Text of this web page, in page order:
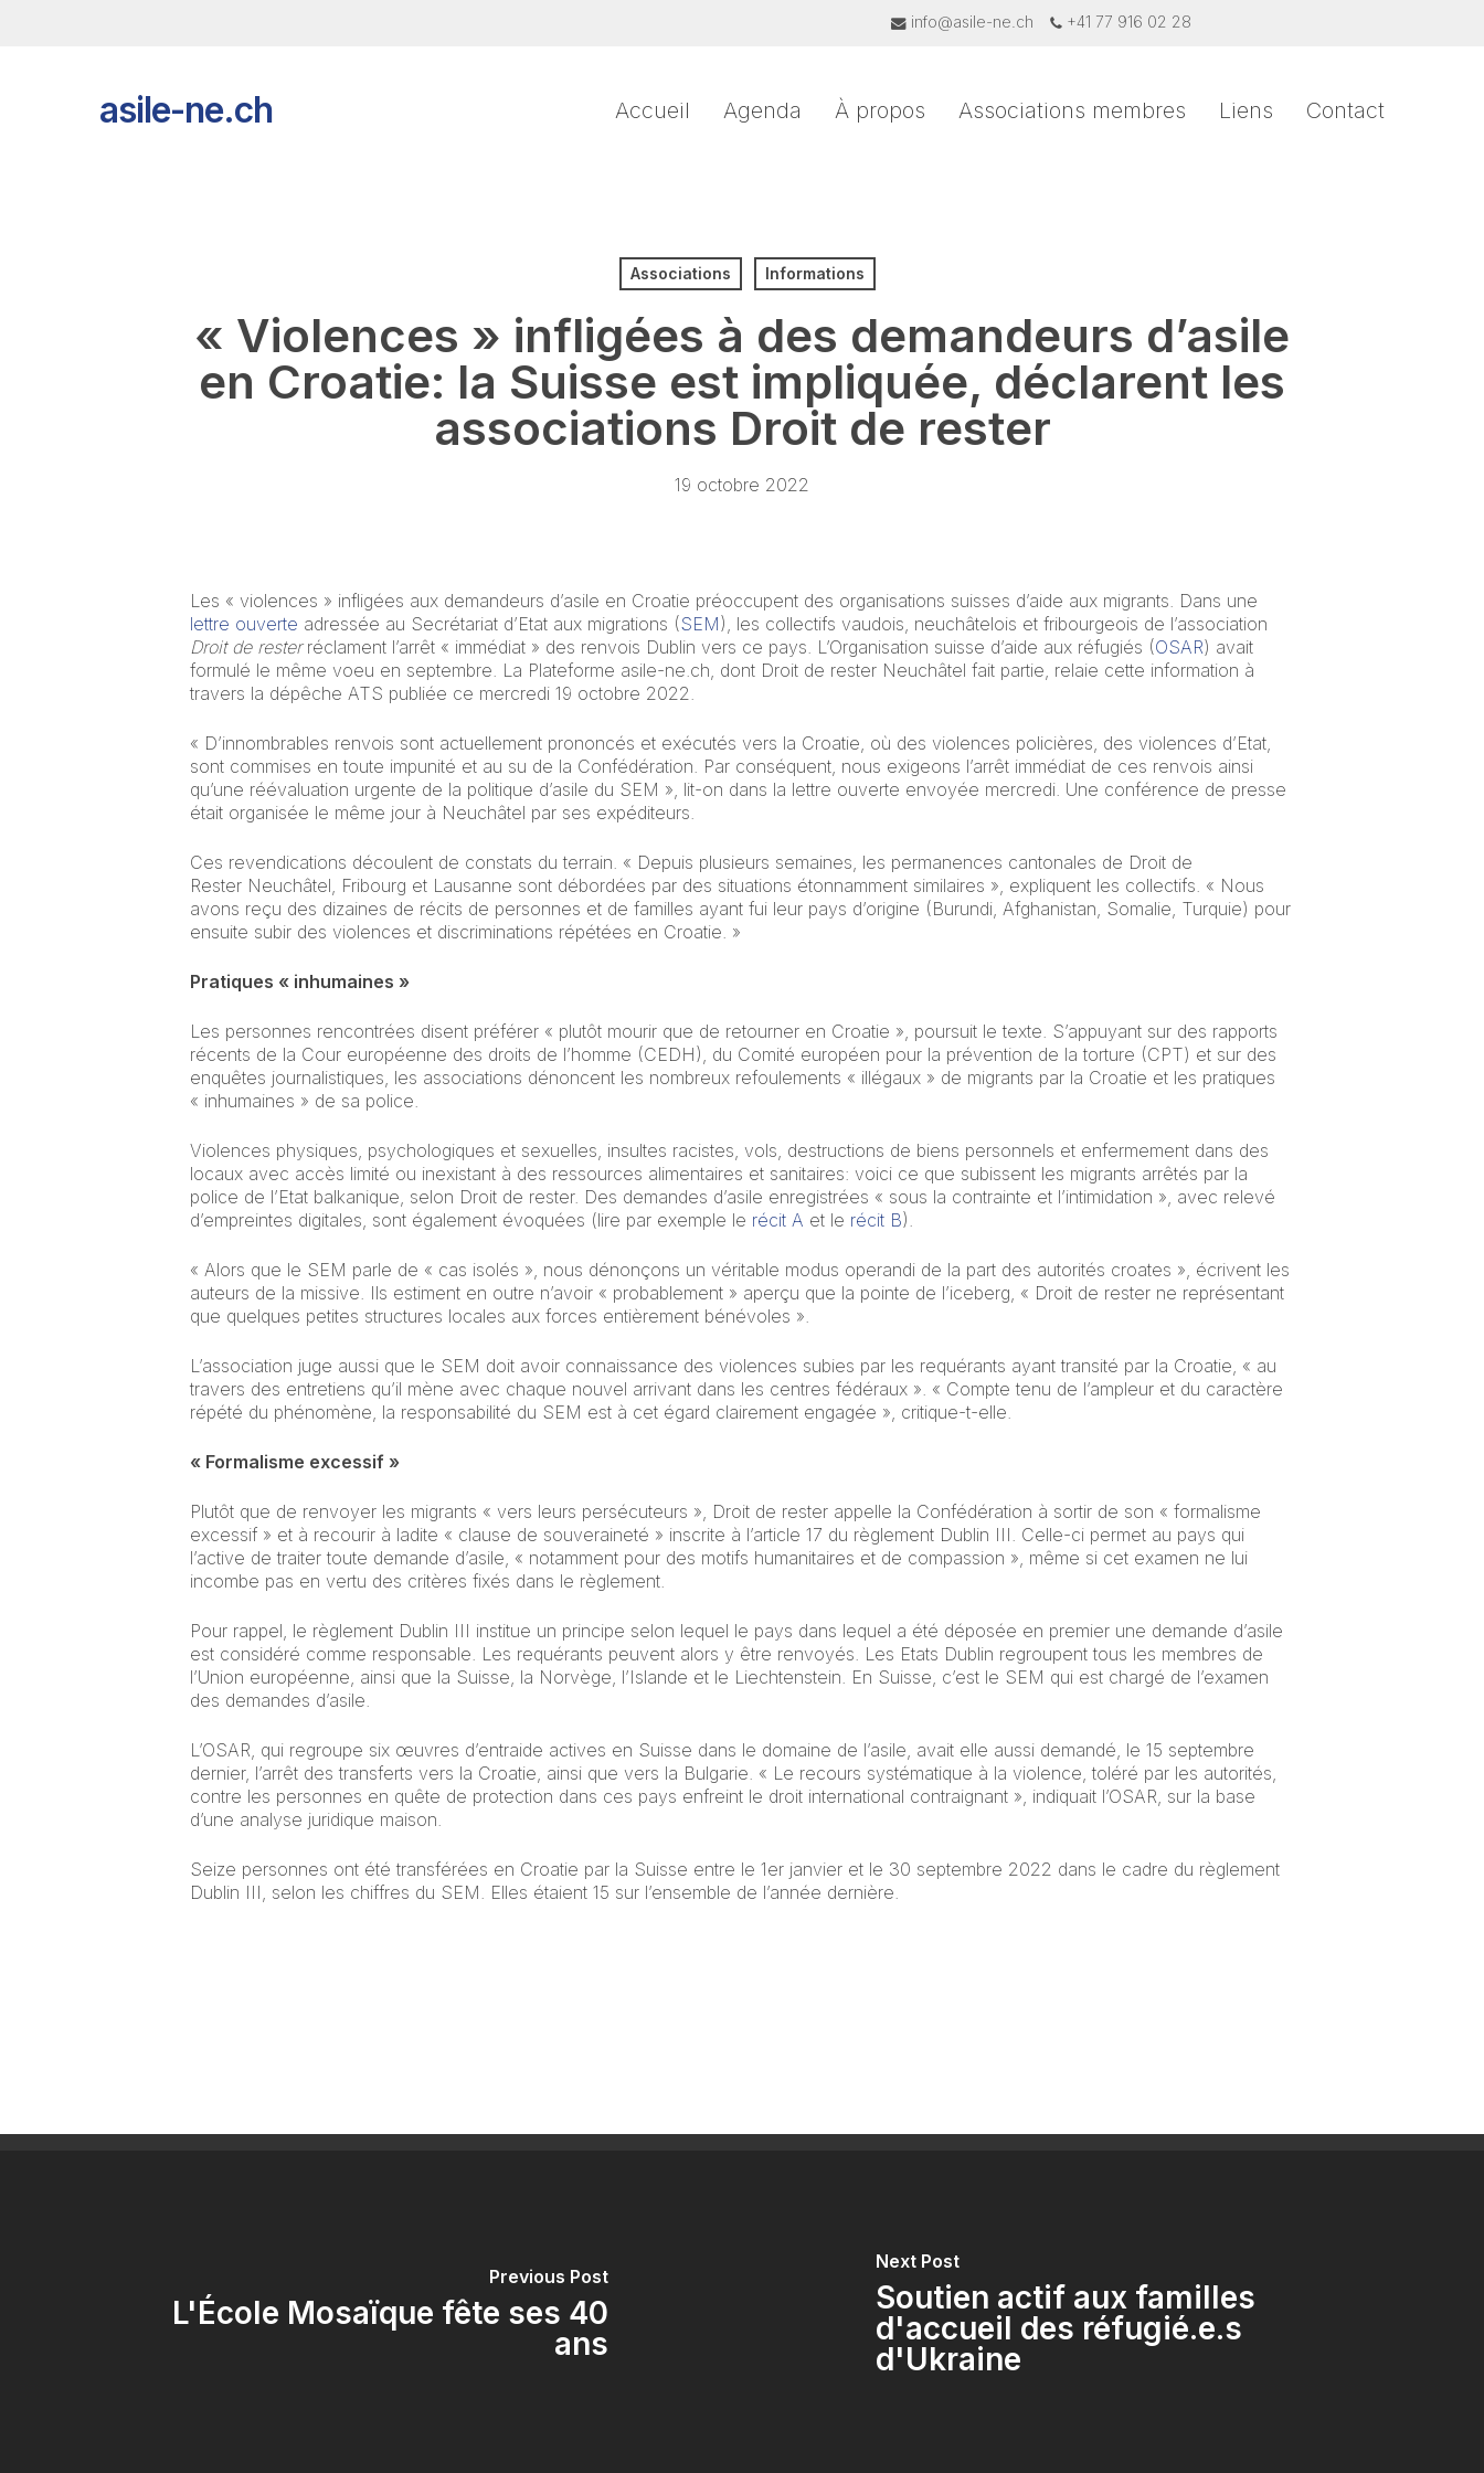
info@asile-ne.ch +41 77 916 02 28
asile-ne.ch Accueil Agenda À propos Associations membres Liens Contact
Associations Informations
« Violences » infligées à des demandeurs d’asile
en Croatie: la Suisse est impliquée, déclarent les
associations Droit de rester
19 octobre 2022
Les « violences » infligées aux demandeurs d’asile en Croatie préoccupent des organisations suisses d’aide aux migrants. Dans une
lettre ouverte adressée au Secrétariat d’Etat aux migrations (SEM ), les collectifs vaudois, neuchâtelois et fribourgeois de l’association
Droit de resterréclament l’arrêt « immédiat » des renvois Dublin vers ce pays. L’Organisation suisse d’aide aux réfugiés (OSAR) avait
formulé le même voeu en septembre. La Plateforme asile-ne.ch, dont Droit de rester Neuchâtel fait partie, relaie cette information à
travers la dépêche ATS publiée ce mercredi 19 octobre 2022.
« D’innombrables renvois sont actuellement prononcés et exécutés vers la Croatie, où des violences policières, des violences d’Etat,
sont commises en toute impunité et au su de la Confédération. Par conséquent, nous exigeons l’arrêt immédiat de ces renvois ainsi
qu’une réévaluation urgente de la politique d’asile du SEM », lit-on dans la lettre ouverte envoyée mercredi. Une conférence de presse
était organisée le même jour à Neuchâtel par ses expéditeurs.
Ces revendications découlent de constats du terrain. « Depuis plusieurs semaines, les permanences cantonales de Droit de
Rester Neuchâtel, Fribourg et Lausanne sont débordées par des situations étonnamment similaires », expliquent les collectifs. « Nous
avons reçu des dizaines de récits de personnes et de familles ayant fui leur pays d’origine (Burundi, Afghanistan, Somalie, Turquie) pour
ensuite subir des violences et discriminations répétées en Croatie. »
Pratiques « inhumaines »
Les personnes rencontrées disent préférer « plutôt mourir que de retourner en Croatie », poursuit le texte. S’appuyant sur des rapports
récents de la Cour européenne des droits de l’homme (CEDH), du Comité européen pour la prévention de la torture (CPT) et sur des
enquêtes journalistiques, les associations dénoncent les nombreux refoulements « illégaux » de migrants par la Croatie et les pratiques
« inhumaines » de sa police.
Violences physiques, psychologiques et sexuelles, insultes racistes, vols, destructions de biens personnels et enfermement dans des
locaux avec accès limité ou inexistant à des ressources alimentaires et sanitaires: voici ce que subissent les migrants arrêtés par la
police de l’Etat balkanique, selon Droit de rester. Des demandes d’asile enregistrées « sous la contrainte et l’intimidation », avec relevé
d’empreintes digitales, sont également évoquées (lire par exemple le récit A et le récit B).
« Alors que le SEM parle de « cas isolés », nous dénonçons un véritable modus operandi de la part des autorités croates », écrivent les
auteurs de la missive. Ils estiment en outre n’avoir « probablement » aperçu que la pointe de l’iceberg, « Droit de rester ne représentant
que quelques petites structures locales aux forces entièrement bénévoles ».
L’association juge aussi que le SEM doit avoir connaissance des violences subies par les requérants ayant transité par la Croatie, « au
travers des entretiens qu’il mène avec chaque nouvel arrivant dans les centres fédéraux ». « Compte tenu de l’ampleur et du caractère
répété du phénomène, la responsabilité du SEM est à cet égard clairement engagée », critique-t-elle.
« Formalisme excessif »
Plutôt que de renvoyer les migrants « vers leurs persécuteurs », Droit de rester appelle la Confédération à sortir de son « formalisme
excessif » et à recourir à ladite « clause de souveraineté » inscrite à l’article 17 du règlement Dublin III. Celle-ci permet au pays qui
l’active de traiter toute demande d’asile, « notamment pour des motifs humanitaires et de compassion », même si cet examen ne lui
incombe pas en vertu des critères fixés dans le règlement.
Pour rappel, le règlement Dublin III institue un principe selon lequel le pays dans lequel a été déposée en premier une demande d’asile
est considéré comme responsable. Les requérants peuvent alors y être renvoyés. Les Etats Dublin regroupent tous les membres de
l’Union européenne, ainsi que la Suisse, la Norvège, l’Islande et le Liechtenstein. En Suisse, c’est le SEM qui est chargé de l’examen
des demandes d’asile.
L’OSAR, qui regroupe six œuvres d’entraide actives en Suisse dans le domaine de l’asile, avait elle aussi demandé, le 15 septembre
dernier, l’arrêt des transferts vers la Croatie, ainsi que vers la Bulgarie. « Le recours systématique à la violence, toléré par les autorités,
contre les personnes en quête de protection dans ces pays enfreint le droit international contraignant », indiquait l’OSAR, sur la base
d’une analyse juridique maison.
Seize personnes ont été transférées en Croatie par la Suisse entre le 1er janvier et le 30 septembre 2022 dans le cadre du règlement
Dublin III, selon les chiffres du SEM. Elles étaient 15 sur l’ensemble de l’année dernière.
Previous Post
L'École Mosaïque fête ses 40
ans
Next Post
Soutien actif aux familles
d'accueil des réfugié.e.s
d'Ukraine